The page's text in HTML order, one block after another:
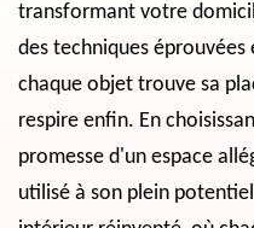
transformant votre
des techniques
chaque objet trouve sa
respire enfin. En
promesse d'un espace
utilisé à son plein